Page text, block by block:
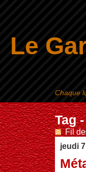
Le
Tag
Fil
jeudi
Chaque